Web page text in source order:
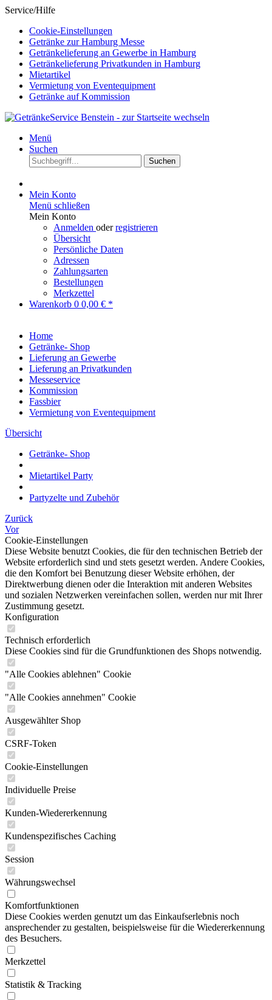
Service/Hilfe
Cookie-Einstellungen
Getränke zur Hamburg Messe
Getränkelieferung an Gewerbe in Hamburg
Getränkelieferung Privatkunden in Hamburg
Mietartikel
Vermietung von Eventequipment
Getränke auf Kommission
Menü
Suchen
Suchen
Mein Konto
Menü schließen
Mein Konto
Anmelden oderregistrieren
Übersicht
Persönliche Daten
Adressen
Zahlungsarten
Bestellungen
Merkzettel
Warenkorb 0 0,00 € *
Home
Getränke- Shop
Lieferung an Gewerbe
Lieferung an Privatkunden
Messeservice
Kommission
Fassbier
Vermietung von Eventequipment
Übersicht
Getränke- Shop
Mietartikel Party
Partyzelte und Zubehör
Zurück
Vor
Cookie-Einstellungen
Diese Website benutzt Cookies, die für den technischen Betrieb der
Website erforderlich sind und stets gesetzt werden. Andere Cookies,
die den Komfort bei Benutzung dieser Website erhöhen, der
Direktwerbung dienen oder die Interaktion mit anderen Websites
und sozialen Netzwerken vereinfachen sollen, werden nur mit Ihrer
Zustimmung gesetzt.
Konfiguration
Technisch erforderlich
Diese Cookies sind für die Grundfunktionen des Shops notwendig.
"Alle Cookies ablehnen" Cookie
"Alle Cookies annehmen" Cookie
Ausgewählter Shop
CSRF-Token
Cookie-Einstellungen
Individuelle Preise
Kunden-Wiedererkennung
Kundenspezifisches Caching
Session
Währungswechsel
Komfortfunktionen
Diese Cookies werden genutzt um das Einkaufserlebnis noch
ansprechender zu gestalten, beispielsweise für die Wiedererkennung
des Besuchers.
Merkzettel
Statistik & Tracking